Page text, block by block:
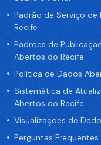
Padrão de Serviço
Recife
Padrões de
Abertos do Recife
Política de Dados
Sistemática de
Abertos do Recife
Visualizações de
Perguntas Frequentes